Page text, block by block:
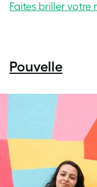
Faites briller votre
Pouvelle